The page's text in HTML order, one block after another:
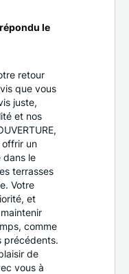
répondu le
retour
que vous
juste,
et nos
offrir un
dans le
terrasses
Votre
et
comme
précédents.
de
vous à